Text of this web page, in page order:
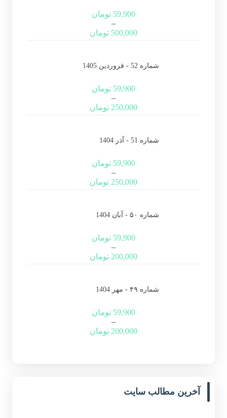
59,900 تومان
–
500,000 تومان
شماره 52 - فروردین 1405
59,900 تومان
–
250,000 تومان
شماره 51 - آذر 1404
59,900 تومان
–
250,000 تومان
شماره ۵۰ - آبان 1404
59,900 تومان
–
200,000 تومان
شماره ۴۹ - مهر 1404
59,900 تومان
–
200,000 تومان
آخرین مطالب سایت